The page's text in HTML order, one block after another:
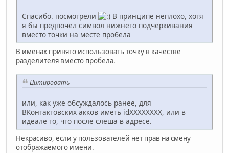
Спасибо. посмотрели
В принципе неплохо, хотя
я бы предпочел символ нижнего подчеркивания
вместо точки на месте пробела
В именах принято использовать точку в качестве
разделителя вместо пробела.
Цитировать
или, как уже обсуждалось ранее, для
ВКонтактовских акков иметь idXXXXXXXX, или в
идеале то, что после слеша в адресе.
Некрасиво, если у пользователей нет прав на смену
отображаемого имени.